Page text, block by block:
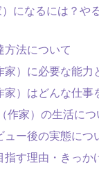
になるには？や
方法について
家）に必要な能力
家）はどんな仕事
作家）の生活につ
ュー後の実態につ
指す理由・きっか